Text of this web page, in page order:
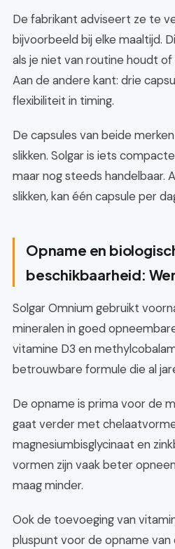
De fabrikant adviseert ze te
bijvoorbeeld bij elke maaltijd.
als je niet van routine houdt
Aan de andere kant: drie
flexibiliteit in timing.
De capsules van beide
slikken. Solgar is iets
maar nog steeds handelbaar.
slikken, kan één capsule per
Opname en
beschikbaarheid:
Solgar Omnium gebruikt
mineralen in goed
vitamine D3 en
betrouwbare formule die al
De opname is prima voor de
gaat verder met
magnesiumbisglycinaat en
vormen zijn vaak beter
maag minder.
Ook de toevoeging van
pluspunt voor de opname